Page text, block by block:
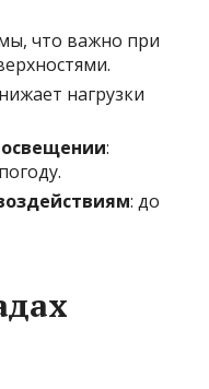
что важно при
нагрузки
:
: до